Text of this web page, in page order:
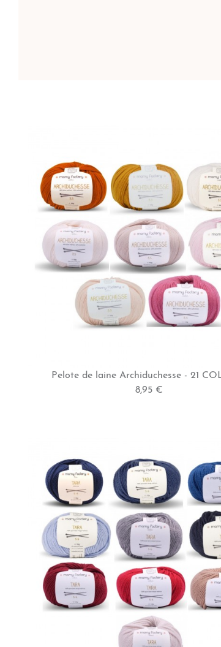
Pelote de laine Archiduchesse - 21
8,95 €